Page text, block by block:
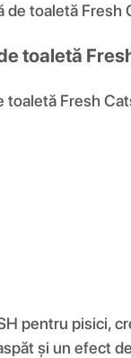
de toaletă Fresh
toaletă
pentru pisici,
și un efect